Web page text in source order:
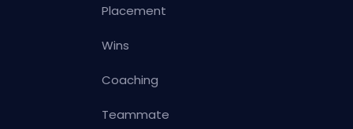
Placement
Wins
Coaching
Teammate